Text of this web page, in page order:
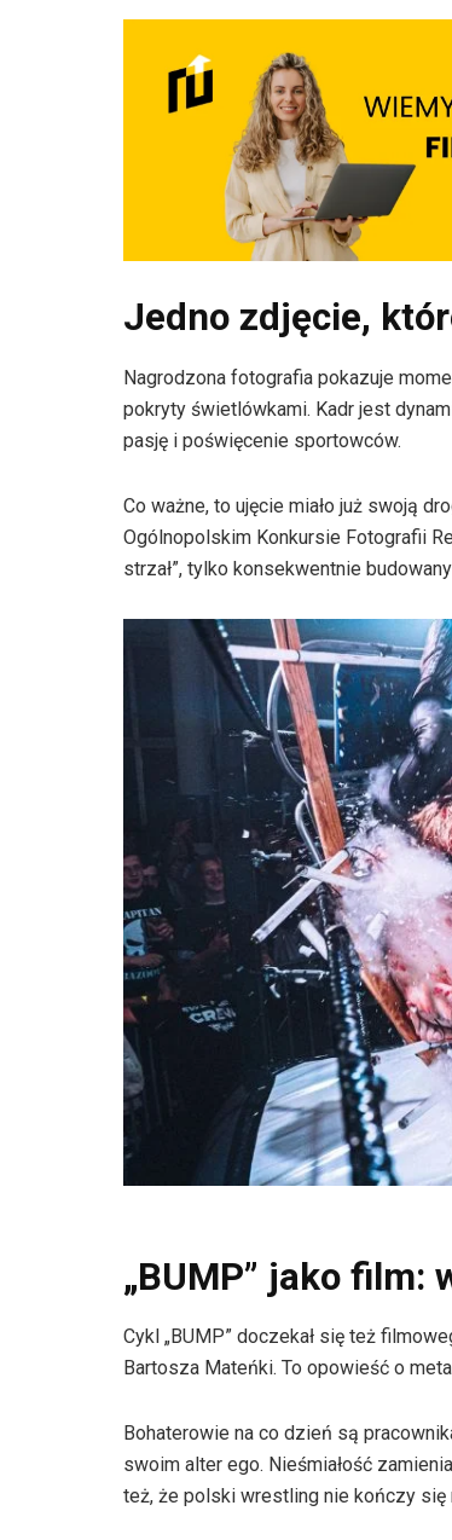
Jedno zdjęcie,
Nagrodzona fotografia pokazuje
pokryty świetlówkami. Kadr jest
pasję i poświęcenie sportowców.
Co ważne, to ujęcie miało już swoją
Ogólnopolskim Konkursie Fotografii
strzał”, tylko konsekwentnie
„BUMP” jako
Cykl „BUMP” doczekał się też
Bartosza Mateńki. To opowieść o
Bohaterowie na co dzień są
swoim alter ego. Nieśmiałość
też, że polski wrestling nie kończy się